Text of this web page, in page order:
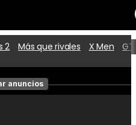
Películas
2 Más que rivales X Men
anuncios